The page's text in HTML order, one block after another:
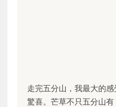
走完五分山，我最大的
驚喜。芒草不只五分山